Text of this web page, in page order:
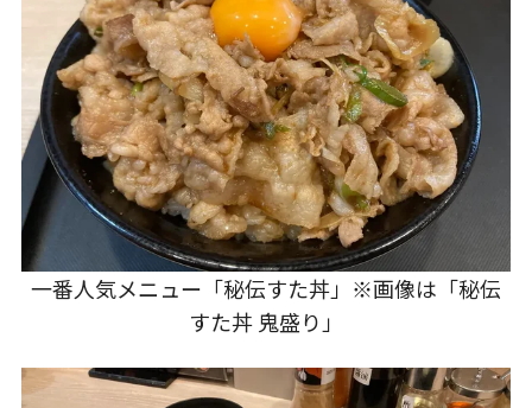
一番人気メニュー「秘伝すた丼」※画像は「秘伝
すた丼 鬼盛り」